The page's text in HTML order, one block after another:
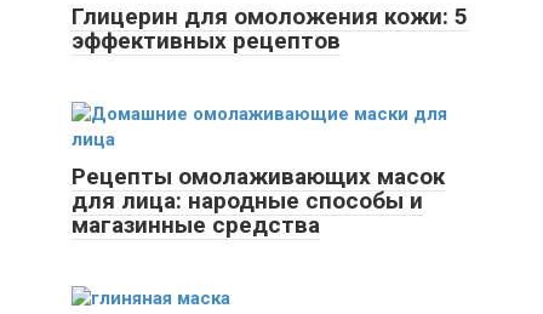
Глицерин для омоложения кожи: 5
эффективных рецептов
Рецепты омолаживающих масок
для лица: народные способы и
магазинные средства